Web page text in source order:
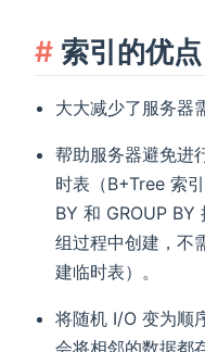
索引的优点
大大减少了服务器
帮助服务器避免进
时表（B+Tree 索
BY 和 GROUP BY
组过程中创建，不
建临时表）。
将随机 I/O 变为顺
会将相邻的数据都